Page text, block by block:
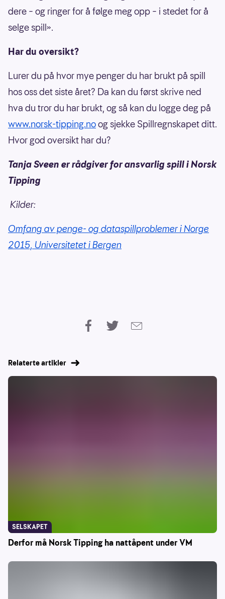
dere – og ringer for å følge meg opp – i stedet for å
selge spill».
Har du oversikt?
Lurer du på hvor mye penger du har brukt på spill
hos oss det siste året? Da kan du først skrive ned
hva du tror du har brukt, og så kan du logge deg på
www.norsk-tipping.noog sjekke Spillregnskapet ditt.
Hvor god oversikt har du?
Tanja Sveen er rådgiver for ansvarlig spill i Norsk
Tipping
Kilder:
Omfang av penge- og dataspillproblemer i Norge
2015, Universitetet i Bergen
Relaterte artikler
Derfor må Norsk Tipping ha nattåpent under VM
SELSKAPET